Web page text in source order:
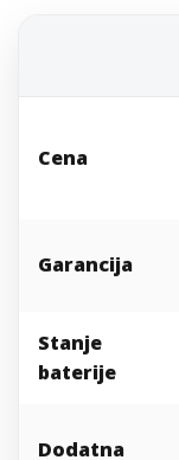
Cena
Garancija
Stanje
baterije
Dodatna